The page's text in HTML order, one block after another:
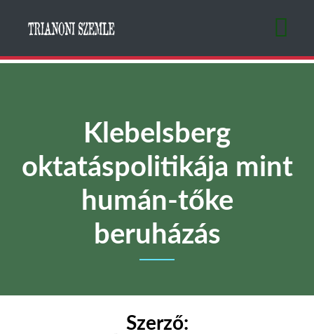
Klebelsberg
oktatáspolitikája mint
humán-tőke
beruházás
Szerző: